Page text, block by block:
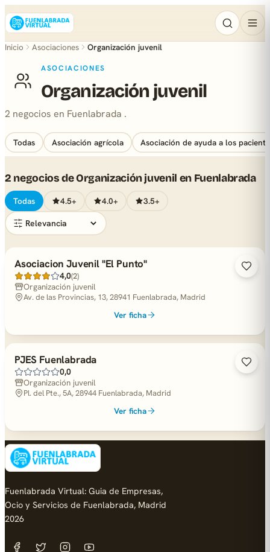
Inicio Asociaciones Organización juvenil
ASOCIACIONES
Organización juvenil
2 negocios en Fuenlabrada .
Todas Asociación agrícola Asociación de ayuda a los
2 negocios de Organización juvenil en Fuenlabrada
Todas 4.5+ 4.0+ 3.5+
Asociacion Juvenil "El Punto"
4,0(2)
Organización juvenil
Av. de las Provincias, 13, 28941 Fuenlabrada, Madrid
Ver ficha
PJES Fuenlabrada
0,0
Organización juvenil
Pl. del Pte., 5A, 28944 Fuenlabrada, Madrid
Ver ficha
Fuenlabrada Virtual: Guia de Empresas,
Ocio y Servicios de Fuenlabrada, Madrid
2026